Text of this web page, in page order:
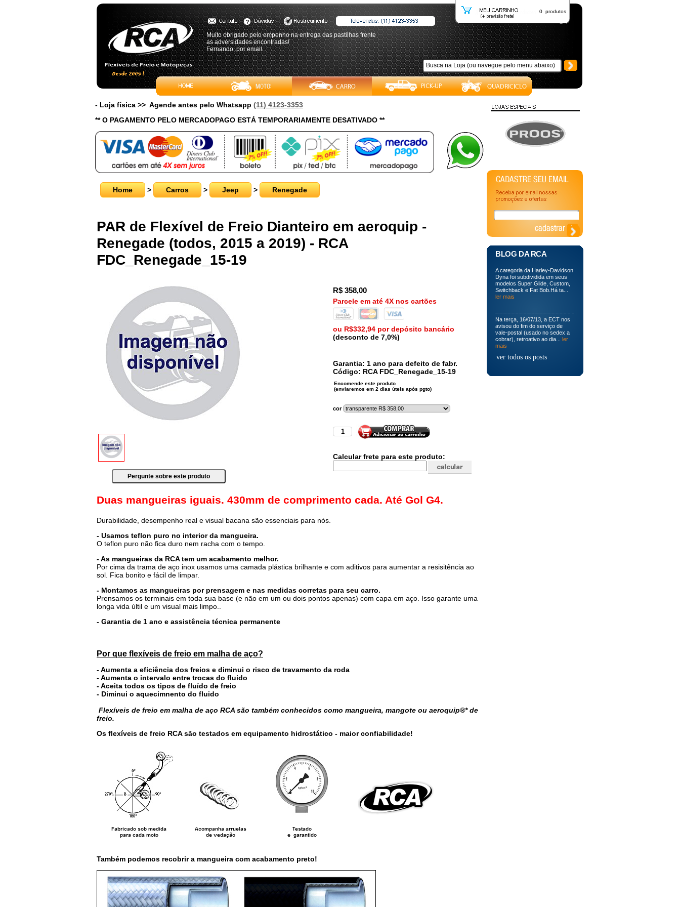
0 produtos
Muito obrigado pelo empenho na entrega das pastilhas frente
as adversidades encontradas!
Fernando, por email
- Loja física >> Agende antes pelo Whatsapp (11) 4123-3353
** O PAGAMENTO PELO MERCADOPAGO ESTÁ TEMPORARIAMENTE DESATIVADO **
Home > Carros > Jeep > Renegade
PAR de Flexível de Freio Dianteiro em aeroquip -
Renegade (todos, 2015 a 2019) - RCA
FDC_Renegade_15-19
R$358,00
Parcele em até 4X nos cartões
ou R$332,94 por depósito bancário
(desconto de 7,0%)
Garantia: 1 ano para defeito de fabr.
Código: RCAFDC_Renegade_15-19
cor
Calcular frete para este produto:
Duas mangueiras iguais. 430mm de comprimento cada. Até Gol G4.
Durabilidade, desempenho real e visual bacana são essenciais para nós.
- Usamos teflon puro no interior da mangueira.
O teflon puro não fica duro nem racha com o tempo.
- As mangueiras da RCA tem um acabamento melhor.
Por cima da trama de aço inox usamos uma camada plástica brilhante e com aditivos para aumentar a resisitência ao
sol. Fica bonito e fácil de limpar.
- Montamos as mangueiras por prensagem e nas medidas corretas para seu carro.
Prensamos os terminais em toda sua base (e não em um ou dois pontos apenas) com capa em aço. Isso garante uma
longa vida últil e um visual mais limpo..
- Garantia de 1 ano e assistência técnica permanente
Por que flexíveis de freio em malha de aço?
- Aumenta a eficiência dos freios e diminui o risco de travamento da roda
- Aumenta o intervalo entre trocas do fluido
- Aceita todos os tipos de fluído de freio
- Diminui o aquecimnento do fluido
Flexíveis de freio em malha de aço RCA são também conhecidos como mangueira, mangote ou aeroquip®* de
freio.
Os flexíveis de freio RCA são testados em equipamento hidrostático - maior confiabilidade!
Também podemos recobrir a mangueira com acabamento preto!
BLOG DA RCA
A categoria da Harley-Davidson
Dyna foi subdividida em seus
modelos Super Glide, Custom,
Switchback e Fat Bob.Há ta...
ler mais
Na terça, 16/07/13, a ECT nos
avisou do fim do serviço de
vale-postal (usado no sedex a
cobrar), retroativo ao dia... ler
mais
ver todos os posts